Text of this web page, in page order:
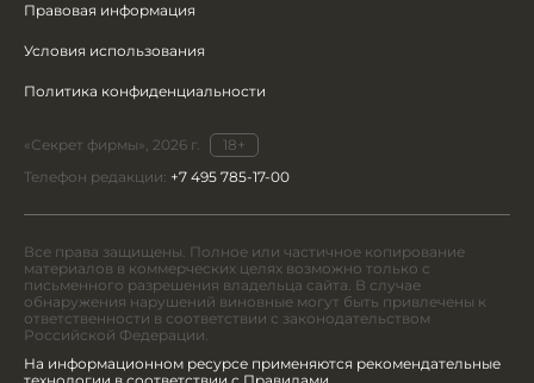
Правовая информация
Условия использования
Политика конфиденциальности
«Секрет фирмы», 2026 г.
18+
Телефон редакции: +7 495 785-17-00
Все права защищены. Полное или частичное копирование
материалов в коммерческих целях возможно только с
письменного разрешения владельца сайта. В случае
обнаружения нарушений виновные могут быть привлечены к
ответственности в соответствии с законодательством
Российской Федерации.
На информационном ресурсе применяются рекомендательные